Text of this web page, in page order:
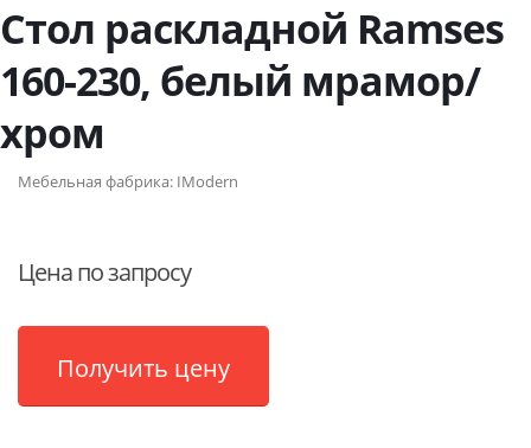
Стол раскладной Ramses
160-230, белый мрамор/
хром
Мебельная фабрика: IModern
Цена по запросу
Получить цену